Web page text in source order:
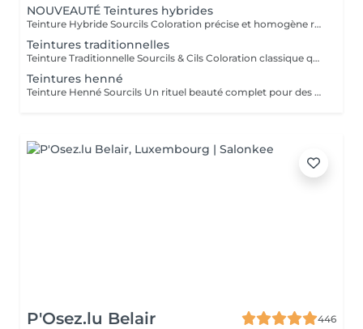
NOUVEAUTÉ Teintures hybrides
Teinture Hybride Sourcils Coloration précise et homogène réalisée à l'airbrush qui colore à la fois la peau et le poil pour un effet maquillé longue durée. Avant la pose une restructuration complète est effectuée avec épilation au fil ou à la cire selon l'envie et le besoin de la cliente afin d'obtenir une ligne parfaitement dessinée. Tenue sur la peau jusqu'à 10 jours Tenue sur le poil jusqu'à 6 à 7 semaines Disponible en plusieurs teintes pour s'adapter à chaque carnation. Compatible avec le Browlift pour des sourcils plus denses, structurés et naturellement sublimés.
Teintures traditionnelles
Teinture Traditionnelle Sourcils & Cils Coloration classique qui intensifie la couleur naturelle des poils pour un regard plus profond et structuré. Tenue sur la peau 1 à 2 jours Tenue sur le poil jusqu'à 4 semaines Disponible en plusieurs teintes pour s'adapter à chaque carnation et couleur de poils. Compatible avec le Brow Lift et le Rehaussement de Cils pour un résultat harmonieux et durable. Il est également possible d'ajouter un soin à la kératine qui nourrit et hydrate en profondeur le poil du sourcil et du cil pour un fini plus doux, brillant et renforcé.
Teintures henné
Teinture Henné Sourcils Un rituel beauté complet pour des sourcils parfaitement dessinés et naturellement sublimés. La teinture au henné colore à la fois la peau et le poil offrant un effet maquillé et structuré sans maquillage. Avant la pose une restructuration sur mesure est réalisée, prise précise des points de mesure puis épilation au fil ou à la cire pour redéfinir harmonieusement la ligne du sourcil. Tenue sur la peau jusqu'à 10 jours Tenue sur le poil jusqu'à 5 semaines Disponible en plusieurs teintes adaptées à chaque carnation. Le résultat, des sourcils nets, équilibrés et intensément mis en valeur avec un rendu naturel et soigné.
P'Osez.lu Belair
446